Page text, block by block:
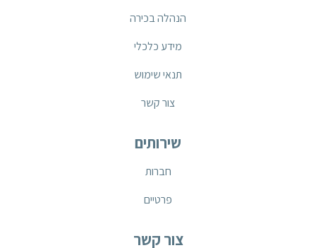
הנהלה בכירה
מידע כלכלי
תנאי שימוש
צור קשר
שירותים
חברות
פרטיים
צור קשר